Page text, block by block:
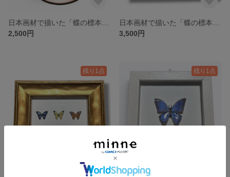
2,500円
3,500円
残り1点
日本画材で描いた「蝶の標本額縁」黒黄橙
残り1点